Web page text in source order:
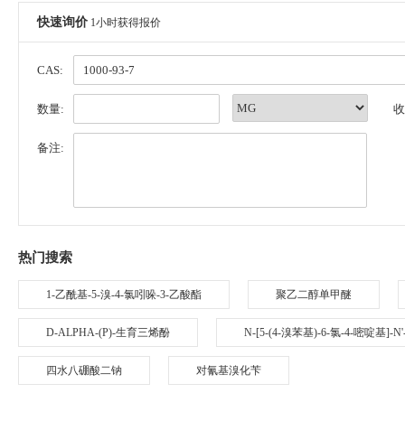
快速询价 1小时获得报价
CAS:
数量:
备注:
热门搜索
1-乙酰基-5-溴-4-氯吲哚-3-乙酸酯 聚乙二醇单甲醚
D-ALPHA-(P)-生育三烯酚 N-[5-(4-溴苯基)-6-氯-4-嘧啶基]-
四水八硼酸二钠 对氰基溴化苄